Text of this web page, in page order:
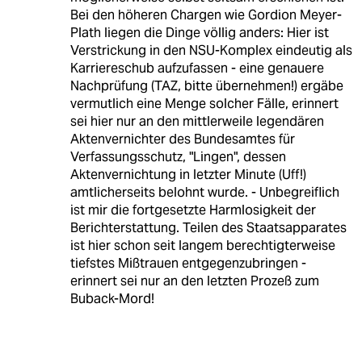
Bei den höheren Chargen wie Gordion Meyer-
Plath liegen die Dinge völlig anders: Hier ist
Verstrickung in den NSU-Komplex eindeutig als
Karriereschub aufzufassen - eine genauere
Nachprüfung (TAZ, bitte übernehmen!) ergäbe
vermutlich eine Menge solcher Fälle, erinnert
sei hier nur an den mittlerweile legendären
Aktenvernichter des Bundesamtes für
Verfassungsschutz, "Lingen", dessen
Aktenvernichtung in letzter Minute (Uff!)
amtlicherseits belohnt wurde. - Unbegreiflich
ist mir die fortgesetzte Harmlosigkeit der
Berichterstattung. Teilen des Staatsapparates
ist hier schon seit langem berechtigterweise
tiefstes Mißtrauen entgegenzubringen -
erinnert sei nur an den letzten Prozeß zum
Buback-Mord!